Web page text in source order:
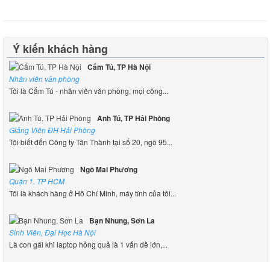
Ý kiến khách hàng
Cẩm Tú, TP Hà Nội
Nhân viên văn phòng
Tôi là Cẩm Tú - nhân viên văn phòng, mọi công...
Anh Tú, TP Hải Phòng
Giảng Viên ĐH Hải Phòng
Tôi biết đến Công ty Tân Thành tại số 20, ngõ 95...
Ngô Mai Phương
Quận 1. TP HCM
Tôi là khách hàng ở Hồ Chí Minh, máy tính của tôi...
Bạn Nhung, Sơn La
Sinh Viên, Đại Học Hà Nội
Là con gái khi laptop hỏng quả là 1 vấn đề lớn,...